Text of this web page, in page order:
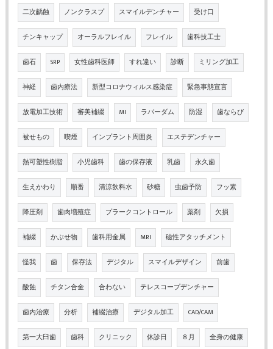
二次齲蝕 ノンクラスプ スマイルデンチャー 受け口
チンキャップ オーラルフレイル フレイル 歯科技工士
歯石 SRP 女性歯科医師 すれ違い 診断 ミリング加工
神経 歯内療法 新型コロナウィルス感染症 緊急事態宣言
放電加工技術 審美補綴 MI ラバーダム 防湿 歯ならび
被せもの 喫煙 インプラント周囲炎 エステデンチャー
熱可塑性樹脂 小児歯科 歯の保存液 乳歯 永久歯
生えかわり 順番 清涼飲料水 砂糖 虫歯予防 フッ素
降圧剤 歯肉増殖症 プラークコントロール 薬剤 欠損
補綴 かぶせ物 歯科用金属 MRI 磁性アタッチメント
怪我 歯 保存法 デジタル スマイルデザイン 前歯
酸蝕 チタン合金 合わない テレスコープデンチャー
歯内治療 分析 補綴治療 デジタル加工 CAD/CAM
第一大臼歯 歯科 クリニック 休診日 ８月 全身の健康